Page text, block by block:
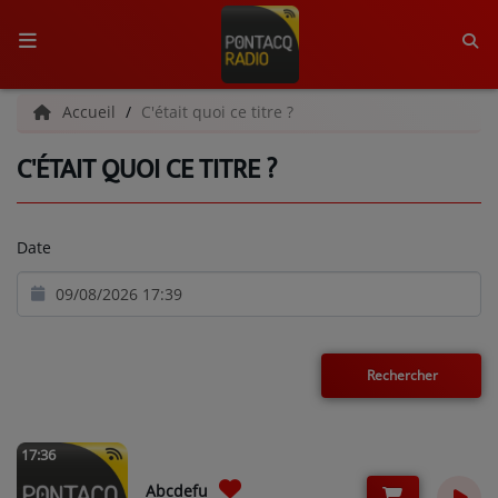
ACCUEIL
RADIO
PODCASTS - SAISON 2026/2027
Accueil C'était quoi ce titre ?
C'ÉTAIT QUOI CE TITRE ?
Date
17:36
Abcdefu